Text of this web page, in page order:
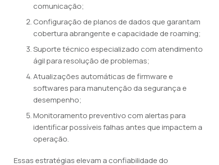
comunicação;
Configuração de planos de dados que garantam
cobertura abrangente e capacidade de roaming;
Suporte técnico especializado com atendimento
ágil para resolução de problemas;
Atualizações automáticas de firmware e
softwares para manutenção da segurança e
desempenho;
Monitoramento preventivo com alertas para
identificar possíveis falhas antes que impactem a
operação.
Essas estratégias elevam a confiabilidade do